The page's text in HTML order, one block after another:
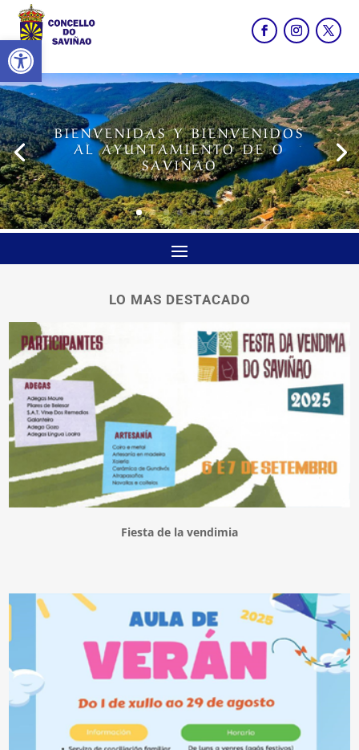
Abrir barra de herramientas
BIENVENIDAS Y BIENVENIDOS
AL AYUNTAMIENTO DE O
SAVIÑAO
LO MAS DESTACADO
Fiesta de la vendimia